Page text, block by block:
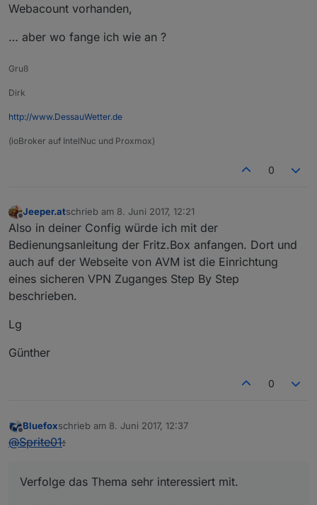
Webacount vorhanden,
… aber wo fange ich wie an ?
Gruß
Dirk
http://www.DessauWetter.de
(ioBroker auf IntelNuc und Proxmox)
0
Offline
Jeeper.atschrieb am 8. Juni 2017, 12:21
zuletzt editiert von
Also in deiner Config würde ich mit der
Bedienungsanleitung der Fritz.Box anfangen. Dort und
auch auf der Webseite von AVM ist die Einrichtung
eines sicheren VPN Zuganges Step By Step
beschrieben.
Lg
Günther
0
Offline
Bluefoxschrieb am 8. Juni 2017, 12:37
zuletzt editiert von
@Sprite01:
Verfolge das Thema sehr interessiert mit.